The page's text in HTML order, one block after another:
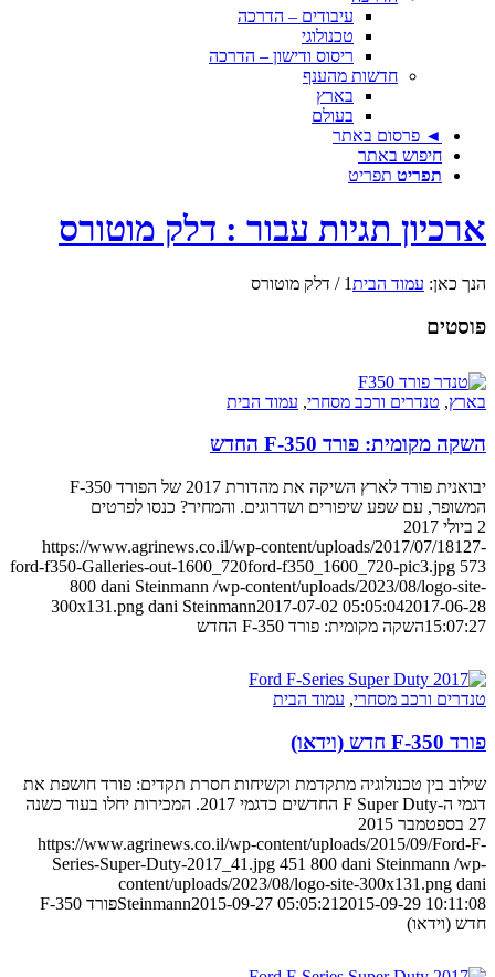
עיבודים – הדרכה
טכנולוגי
ריסוס ודישון – הדרכה
חדשות מהענף
בארץ
בעולם
◄ פרסום באתר
חיפוש באתר
תפריט תפריט
ארכיון תגיות עבור : דלק מוטורס
הנך כאן: עמוד הבית1
/ דלק מוטורס
פוסטים
בארץ, טנדרים ורכב מסחרי, עמוד הבית
השקה מקומית: פורד F-350 החדש
יבואנית פורד לארץ השיקה את מהדורת 2017 של הפורד F-350
המשופר, עם שפע שיפורים ושדרוגים. והמחיר? כנסו לפרטים
2 ביולי 2017
https://www.agrinews.co.il/wp-content/uploads/2017/07/18127-
ford-f350-Galleries-out-1600_720ford-f350_1600_720-pic3.jpg 573
800 dani Steinmann /wp-content/uploads/2023/08/logo-site-
300x131.png dani Steinmann2017-07-02 05:05:042017-06-28
15:07:27השקה מקומית: פורד F-350 החדש
טנדרים ורכב מסחרי, עמוד הבית
פורד F-350 חדש (וידאו)
שילוב בין טכנולוגיה מתקדמת וקשיחות חסרת תקדים: פורד חושפת את
דגמי ה-F Super Duty החדשים כדגמי 2017. המכירות יחלו בעוד כשנה
27 בספטמבר 2015
https://www.agrinews.co.il/wp-content/uploads/2015/09/Ford-F-
Series-Super-Duty-2017_41.jpg 451 800 dani Steinmann /wp-
content/uploads/2023/08/logo-site-300x131.png dani
Steinmann2015-09-27 05:05:212015-09-29 10:11:08
פורד F-350
חדש (וידאו)